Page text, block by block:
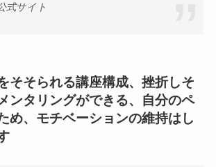
式サイト
そそられる講座構成、挫折しそ
ンタリングができる、自分のペ
め、モチベーションの維持はし